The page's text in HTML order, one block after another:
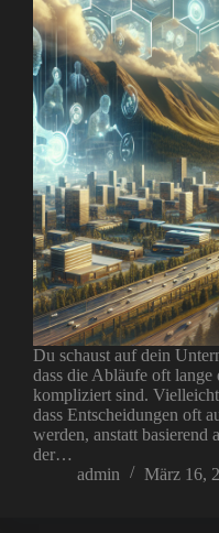
Du schaust auf dein
dass die Abläufe oft lange
kompliziert sind.
dass Entscheidungen oft
werden, anstatt basierend
der…
admin
März 16,